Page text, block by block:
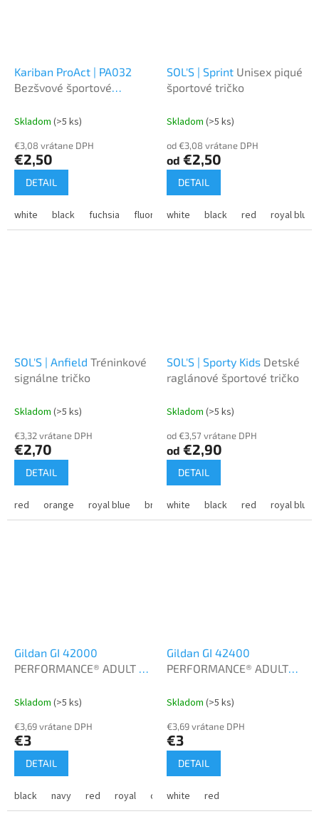
Kariban ProAct | PA032
Bezšvové športové
Skladom (>5 ks)
€3,08 vrátane DPH
€2,50
DETAIL
white black fuchsia fluorescent yellow aqua blue sporty
SOL'S | Sprint Unisex piqué
športové tričko
Skladom (>5 ks)
od €3,08 vrátane DPH
od €2,50
DETAIL
white black red royal blue
SOL'S | Anfield Tréninkové
signálne tričko
Skladom (>5 ks)
€3,32 vrátane DPH
€2,70
DETAIL
red orange royal blue bright green lemon
SOL'S | Sporty Kids Detské
raglánové športové tričko
Skladom (>5 ks)
od €3,57 vrátane DPH
od €2,90
DETAIL
white black red royal blue
Gildan GI 42000
PERFORMANCE® ADULT T-
Skladom (>5 ks)
€3,69 vrátane DPH
€3
DETAIL
black navy red royal orange purple
Gildan GI 42400
PERFORMANCE® ADULT
Skladom (>5 ks)
€3,69 vrátane DPH
€3
DETAIL
white red